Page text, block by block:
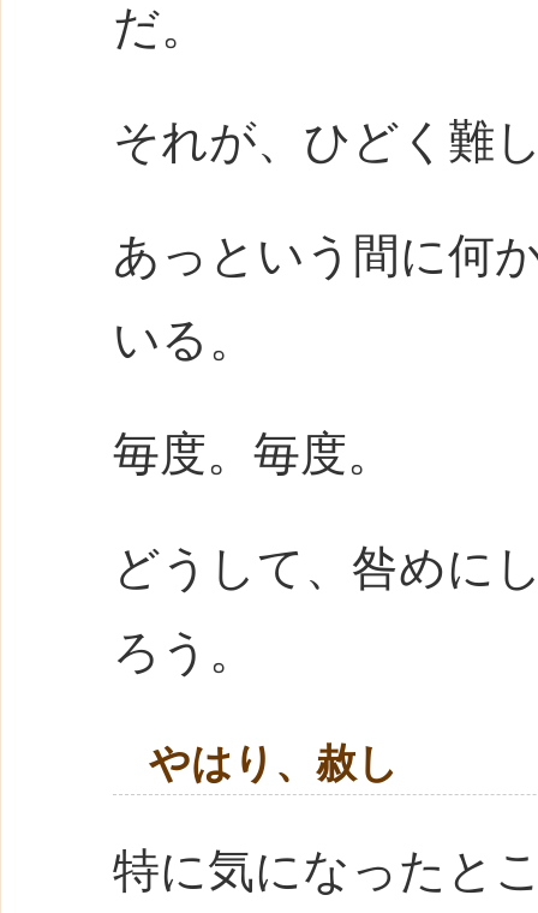
だ。
それが、ひどく難
あっという間に何
いる。
毎度。毎度。
どうして、咎めに
ろう。
やはり、赦し
特に気になったと